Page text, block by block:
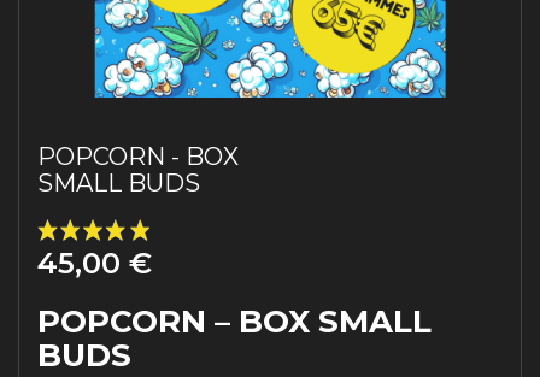
POPCORN - BOX
SMALL BUDS
45,00 €
POPCORN – BOX SMALL
BUDS